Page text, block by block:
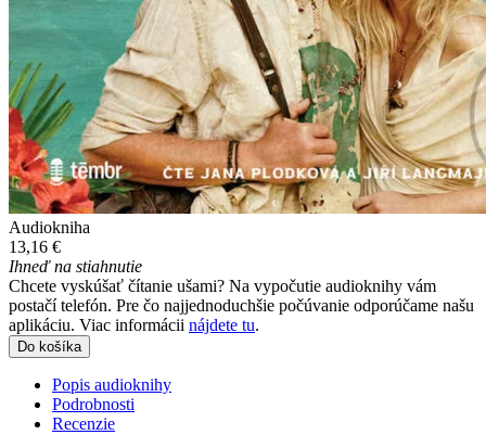
Audiokniha
13,16 €
Ihneď na stiahnutie
Chcete vyskúšať čítanie ušami? Na vypočutie audioknihy vám
postačí telefón. Pre čo najjednoduchšie počúvanie odporúčame našu
aplikáciu. Viac informácii nájdete tu.
Do košíka
Popis audioknihy
Podrobnosti
Recenzie